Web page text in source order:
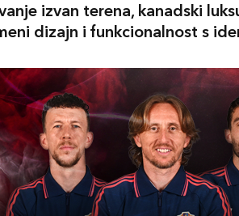
izvan terena, kanadski
dizajn i funkcionalnost s